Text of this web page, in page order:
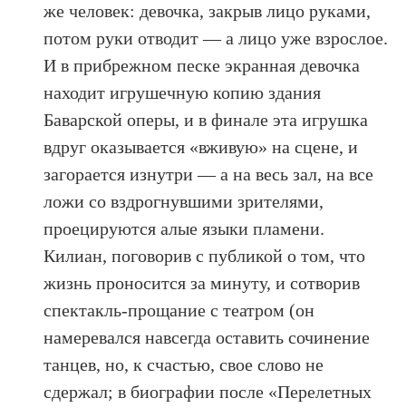
же человек: девочка, закрыв лицо руками,
потом руки отводит — а лицо уже взрослое.
И в прибрежном песке экранная девочка
находит игрушечную копию здания
Баварской оперы, и в финале эта игрушка
вдруг оказывается «вживую» на сцене, и
загорается изнутри — а на весь зал, на все
ложи со вздрогнувшими зрителями,
проецируются алые языки пламени.
Килиан, поговорив с публикой о том, что
жизнь проносится за минуту, и сотворив
спектакль-прощание с театром (он
намеревался навсегда оставить сочинение
танцев, но, к счастью, свое слово не
сдержал; в биографии после «Перелетных